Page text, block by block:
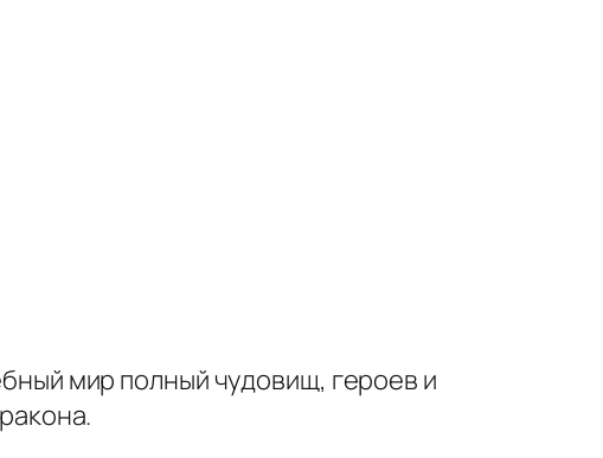
мир полный чудовищ, героев и